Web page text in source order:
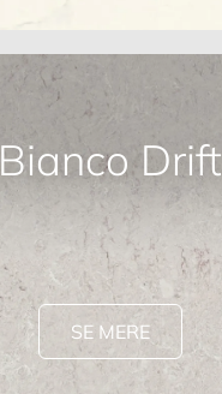
Bianco Drift
SE MERE